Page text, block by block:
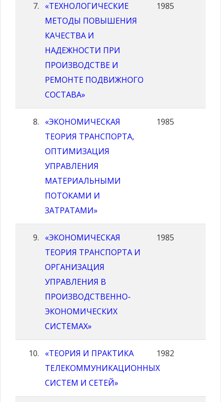
«ТЕХНОЛОГИЧЕСКИЕ
МЕТОДЫ ПОВЫШЕНИЯ
КАЧЕСТВА И
НАДЕЖНОСТИ ПРИ
ПРОИЗВОДСТВЕ И
РЕМОНТЕ ПОДВИЖНОГО
СОСТАВА»
1985
«ЭКОНОМИЧЕСКАЯ
ТЕОРИЯ ТРАНСПОРТА,
ОПТИМИЗАЦИЯ
УПРАВЛЕНИЯ
МАТЕРИАЛЬНЫМИ
ПОТОКАМИ И
ЗАТРАТАМИ»
1985
«ЭКОНОМИЧЕСКАЯ
ТЕОРИЯ ТРАНСПОРТА И
ОРГАНИЗАЦИЯ
УПРАВЛЕНИЯ В
ПРОИЗВОДСТВЕННО-
ЭКОНОМИЧЕСКИХ
СИСТЕМАХ»
1985
«ТЕОРИЯ И ПРАКТИКА
ТЕЛЕКОММУНИКАЦИОННЫХ
СИСТЕМ И СЕТЕЙ»
1982